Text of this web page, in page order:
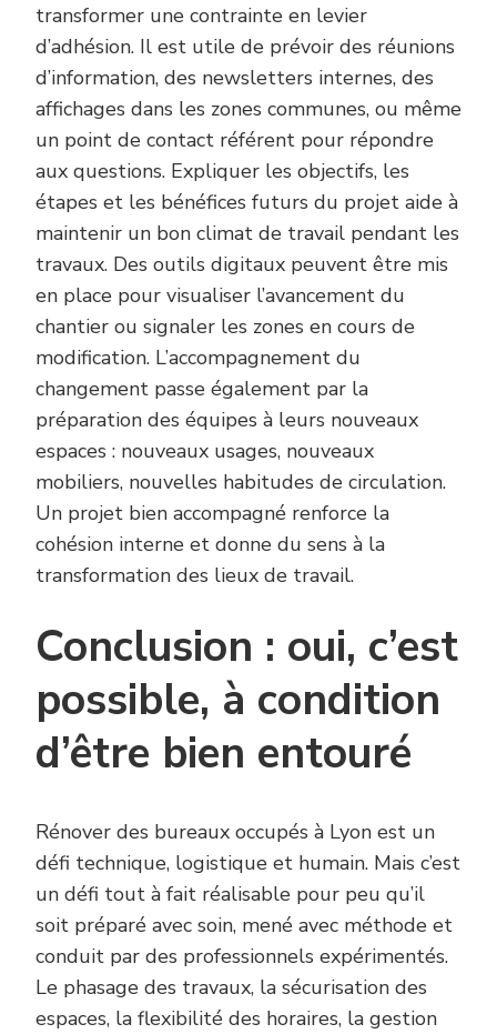
transformer une contrainte en levier
d’adhésion. Il est utile de prévoir des réunions
d’information, des newsletters internes, des
affichages dans les zones communes, ou même
un point de contact référent pour répondre
aux questions. Expliquer les objectifs, les
étapes et les bénéfices futurs du projet aide à
maintenir un bon climat de travail pendant les
travaux. Des outils digitaux peuvent être mis
en place pour visualiser l’avancement du
chantier ou signaler les zones en cours de
modification. L’accompagnement du
changement passe également par la
préparation des équipes à leurs nouveaux
espaces : nouveaux usages, nouveaux
mobiliers, nouvelles habitudes de circulation.
Un projet bien accompagné renforce la
cohésion interne et donne du sens à la
transformation des lieux de travail.
Conclusion : oui, c’est
possible, à condition
d’être bien entouré
Rénover des bureaux occupés à Lyon est un
défi technique, logistique et humain. Mais c’est
un défi tout à fait réalisable pour peu qu’il
soit préparé avec soin, mené avec méthode et
conduit par des professionnels expérimentés.
Le phasage des travaux, la sécurisation des
espaces, la flexibilité des horaires, la gestion